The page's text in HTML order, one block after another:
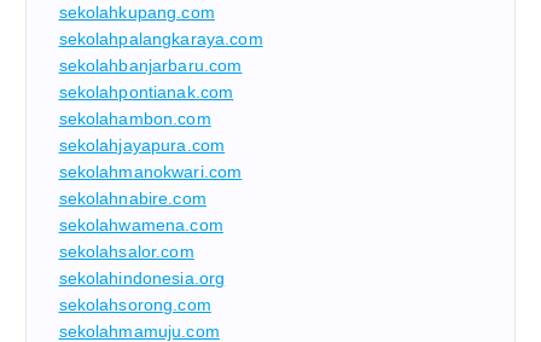
sekolahkupang.com
sekolahpalangkaraya.com
sekolahbanjarbaru.com
sekolahpontianak.com
sekolahambon.com
sekolahjayapura.com
sekolahmanokwari.com
sekolahnabire.com
sekolahwamena.com
sekolahsalor.com
sekolahindonesia.org
sekolahsorong.com
sekolahmamuju.com